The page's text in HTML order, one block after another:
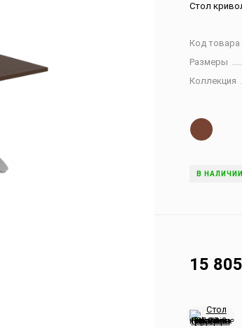
Стол
Код товара
Размеры
Коллекция
В НАЛИЧИИ
15 805